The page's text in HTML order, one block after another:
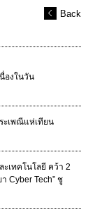
Back
องในวัน
ะเพณีแห่เทียน
เทคโนโลยี คว้า 2
Cyber Tech” ชู